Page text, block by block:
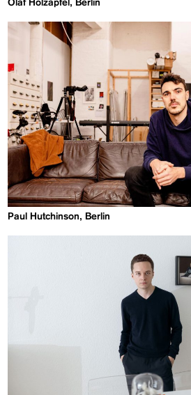
Olaf Holzapfel, Berlin
Paul Hutchinson, Berlin